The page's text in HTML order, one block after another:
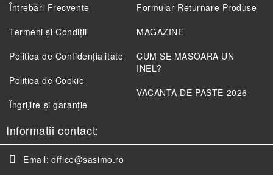
Întrebări Frecvente
Formular Returnare Produse
Termeni și Condiții
Politica de Confidenţialitate
Politica de Cookie
Îngrijire și garanție
MAGAZINE
CUM SE MASOARA UN
INEL?
VACANTA DE PASTE 2026
Informatii contact:
Email: office@sasimo.ro